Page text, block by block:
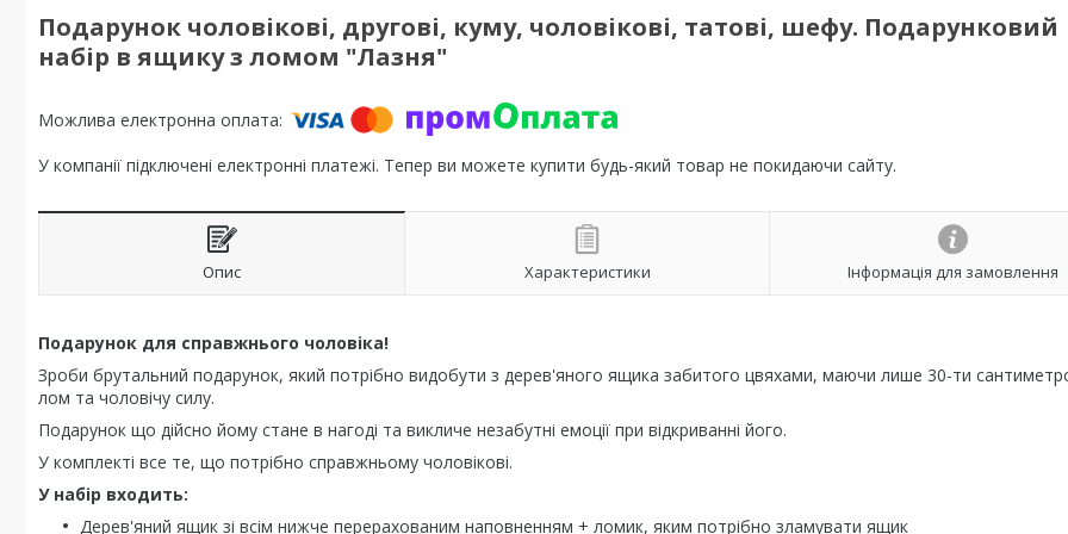
Подарунок чоловікові, другові, куму, чоловікові, татові, шефу. Подарунковий
набір в ящику з ломом "Лазня"
У компанії підключені електронні платежі. Тепер ви можете купити будь-який товар не покидаючи сайту.
Опис Характеристики Інформація для замовлення
Подарунок для справжнього чоловіка!
Зроби брутальний подарунок, який потрібно видобути з дерев'яного ящика забитого цвяхами, маючи лише 30-ти
лом та чоловічу силу.
Подарунок що дійсно йому стане в нагоді та викличе незабутні емоції при відкриванні його.
У комплекті все те, що потрібно справжньому чоловікові.
У набір входить:
Дерев'яний ящик зі всім нижче перерахованим наповненням + ломик, яким потрібно зламувати ящик